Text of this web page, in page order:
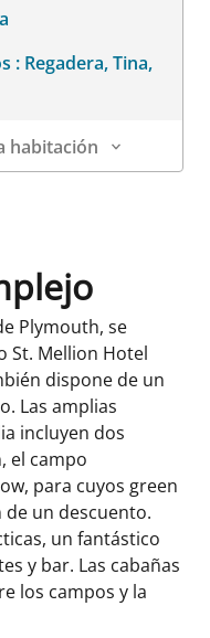
: Regadera, Tina,
habitación
Plymouth, se
St. Mellion Hotel
dispone de un
Las amplias
incluyen dos
el campo
para cuyos green
un descuento.
un fantástico
y bar. Las cabañas
los campos y la